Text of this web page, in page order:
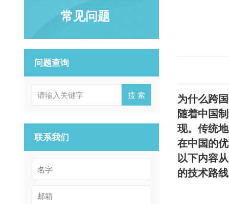
常见问题
问题查询
搜 索
联系我们
为什么跨
随着中国
现。传统
在中国的
以下内容
的技术路